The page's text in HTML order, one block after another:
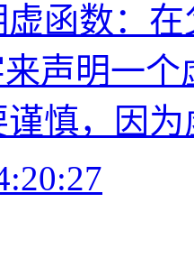
函数：
声明一
慎，因